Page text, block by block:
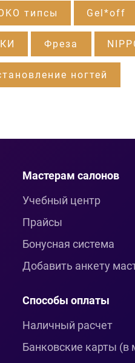
типсы Gel*off
Фреза
ногтей
Мастерам салонов
Учебный центр
Прайсы
Бонусная система
Добавить анкету
Способы оплаты
Наличный расчет
Банковские карты (в